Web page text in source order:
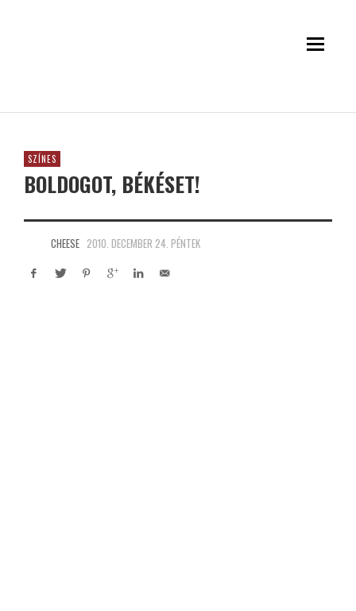
SZÍNES
BOLDOGOT, BÉKÉSET!
CHEESE 2010. DECEMBER 24. PÉNTEK